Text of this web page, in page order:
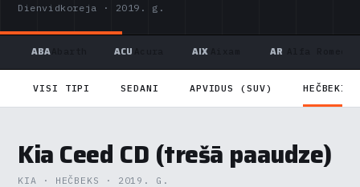
Dienvidkoreja · 2019. g.
ABA ACU AIX AR
VISI TIPI SEDANI APVIDUS (SUV) HEČBEKI
Kia Ceed CD (trešā paaudze)
KIA · HEČBEKS · 2019. G.